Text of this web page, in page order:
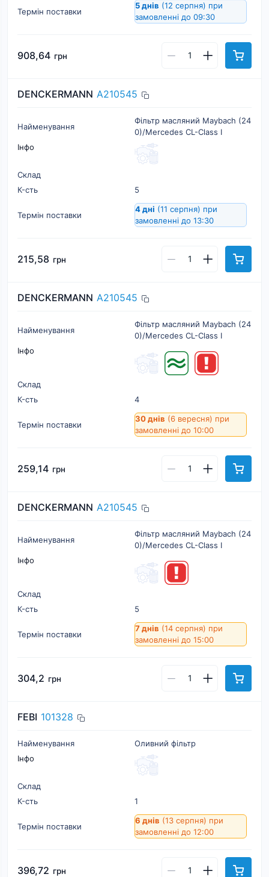
Термін поставки
5 днів (12 серпня) при
замовленні до 09:30
908,64 грн
DENCKERMANN A210545
Найменування
Фільтр масляний Maybach (24
0)/Mercedes CL-Class I
Інфо
Склад
К-cть
5
Термін поставки
4 дні (11 серпня) при
замовленні до 13:30
215,58 грн
DENCKERMANN A210545
Найменування
Фільтр масляний Maybach (24
0)/Mercedes CL-Class I
Інфо
Склад
К-cть
4
Термін поставки
30 днів (6 вересня) при
замовленні до 10:00
259,14 грн
DENCKERMANN A210545
Найменування
Фільтр масляний Maybach (24
0)/Mercedes CL-Class I
Інфо
Склад
К-cть
5
Термін поставки
7 днів (14 серпня) при
замовленні до 15:00
304,2 грн
FEBI 101328
Найменування
Оливний фільтр
Інфо
Склад
К-cть
1
Термін поставки
6 днів (13 серпня) при
замовленні до 12:00
396,72 грн